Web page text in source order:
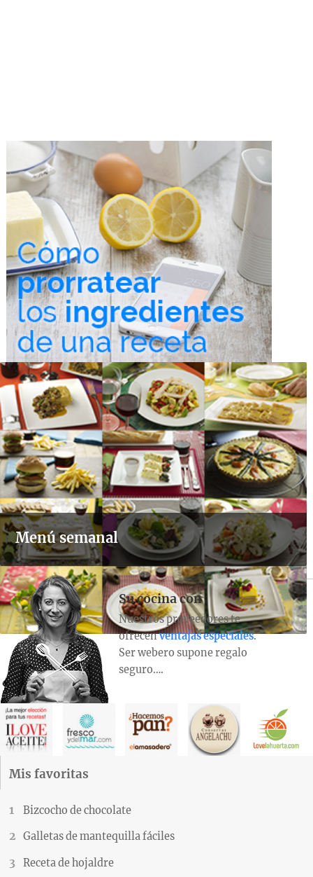
Menú semanal
Su cocina con
Nuestros proveedores te
ofrecenventajas especiales.
Ser webero supone regalo
seguro….
Mis favoritas
Bizcocho de chocolate
Galletas de mantequilla fáciles
Receta de hojaldre